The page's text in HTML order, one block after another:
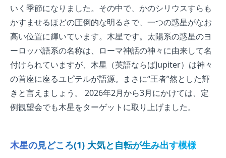
いく季節になりました。その中で、かのシリウスすらも
かすませるほどの圧倒的な明るさで、一つの惑星がなお
高い位置に輝いています。木星です。太陽系の惑星のヨ
ーロッパ語系の名称は、ローマ神話の神々に由来して名
付けられていますが、木星（英語ならばJupiter）は神々
の首座に座るユピテルが語源。まさに“王者”然とした輝
きと言えましょう。 2026年2月から3月にかけては、定
例観望会でも木星をターゲットに取り上げました。
木星の見どころ(1) 大気と自転が生み出す模様